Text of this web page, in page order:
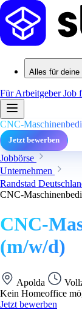
Alles für deine
Für ArbeitgeberJob
CNC-
Jetzt bewerben
Jobbörse
Unternehmen
Randstad
CNC-
CNC-
(m/w/d)
Apolda
Kein Homeoffice
Jetzt bewerben